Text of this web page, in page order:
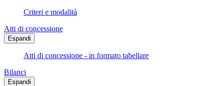
Criteri e modalità
Atti di concessione
Espandi
Atti di concessione - in formato tabellare
Bilanci
Espandi